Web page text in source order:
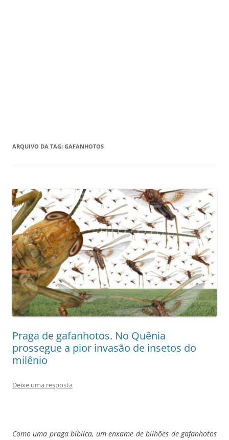
ARQUIVO DA TAG: GAFANHOTOS
Praga de gafanhotos. No Quênia
prossegue a pior invasão de insetos do
milênio
Deixe uma resposta
Como uma praga bíblica, um enxame de bilhões de gafanhotos